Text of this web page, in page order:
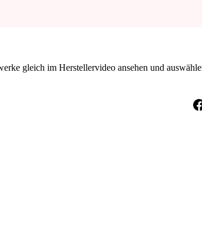
gleich im Herstellervideo ansehen und